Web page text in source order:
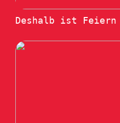
Deshalb ist Feiern